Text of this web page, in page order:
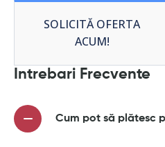
SOLICITĂ OFERTA
ACUM!
Intrebari Frecvente
Cum pot să plătesc